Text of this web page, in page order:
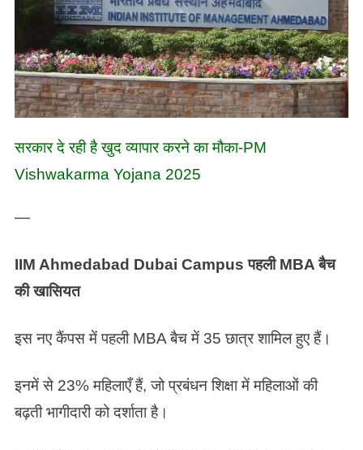
सरकार दे रही है खुद व्यापार करने का मौका-PM
Vishwakarma Yojana 2025
—
IIM Ahmedabad Dubai Campus पहली MBA बैच
की खासियत
इस नए कैंपस में पहली MBA बैच में 35 छात्र शामिल हुए हैं।
इनमें से 23% महिलाएँ हैं, जो प्रबंधन शिक्षा में महिलाओं की
बढ़ती भागीदारी को दर्शाता है।